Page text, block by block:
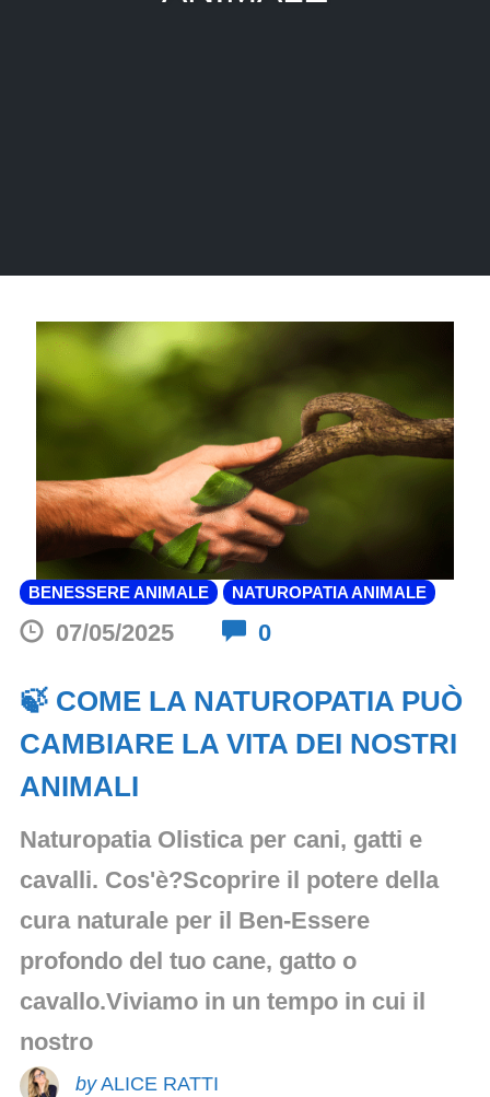
BENESSERE ANIMALE NATUROPATIA ANIMALE
07/05/2025 0Comments
🍃 COME LA NATUROPATIA PUÒ
CAMBIARE LA VITA DEI NOSTRI
ANIMALI
Naturopatia Olistica per cani, gatti e
cavalli. Cos'è?Scoprire il potere della
cura naturale per il Ben-Essere
profondo del tuo cane, gatto o
cavallo.Viviamo in un tempo in cui il
nostro
by ALICE RATTI